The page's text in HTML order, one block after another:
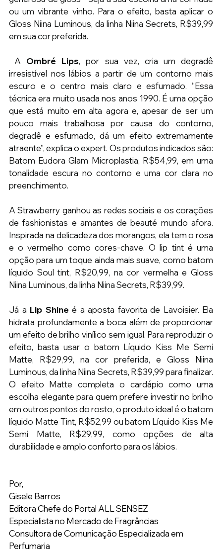
ou um vibrante vinho. Para o efeito, basta aplicar o
Gloss Niina Luminous, da linha Niina Secrets, R$39,99
em sua cor preferida.
A Ombré Lips, por sua vez, cria um degradê
irresistível nos lábios a partir de um contorno mais
escuro e o centro mais claro e esfumado. “Essa
técnica era muito usada nos anos 1990. É uma opção
que está muito em alta agora e, apesar de ser um
pouco mais trabalhosa por causa do contorno,
degradê e esfumado, dá um efeito extremamente
atraente”, explica o expert. Os produtos indicados são:
Batom Eudora Glam Microplastia, R$54,99, em uma
tonalidade escura no contorno e uma cor clara no
preenchimento.
A Strawberry ganhou as redes sociais e os corações
de fashionistas e amantes de beauté mundo afora.
Inspirada na delicadeza dos morangos, ela tem o rosa
e o vermelho como cores-chave. O lip tint é uma
opção para um toque ainda mais suave, como batom
líquido Soul tint, R$20,99, na cor vermelha e Gloss
Niina Luminous, da linha Niina Secrets, R$39,99.
Já a Lip Shine é a aposta favorita de Lavoisier. Ela
hidrata profundamente a boca além de proporcionar
um efeito de brilho vinílico sem igual. Para reproduzir o
efeito, basta usar o batom Líquido Kiss Me Semi
Matte, R$29,99, na cor preferida, e Gloss Niina
Luminous, da linha Niina Secrets, R$39,99 para finalizar.
O efeito Matte completa o cardápio como uma
escolha elegante para quem prefere investir no brilho
em outros pontos do rosto, o produto ideal é o batom
líquido Matte Tint, R$52,99 ou batom Líquido Kiss Me
Semi Matte, R$29,99, como opções de alta
durabilidade e amplo conforto para os lábios.
Por,
Gisele Barros
Editora Chefe do Portal ALL SENSEZ
Especialista no Mercado de Fragrâncias
Consultora de Comunicação Especializada em
Perfumaria